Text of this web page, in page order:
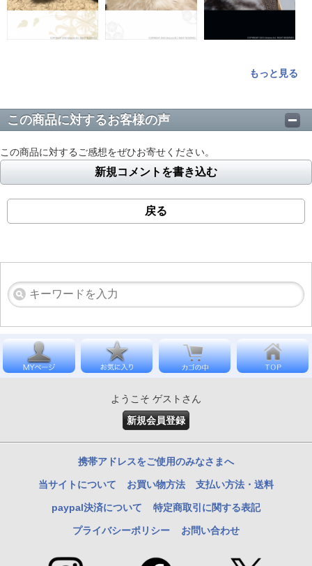
もっと見る
この商品に対するお客様の声
この商品に対するご感想をぜひお寄せください。
新規コメントを書き込む
戻る
ようこそ ゲストさん
新規会員登録
携帯アドレスをご使用のみなさまへ
当サイトについて お買い物方法 支払い方法・送料
paypal決済について 特定商取引に関する表記
プライバシーポリシー お問い合わせ